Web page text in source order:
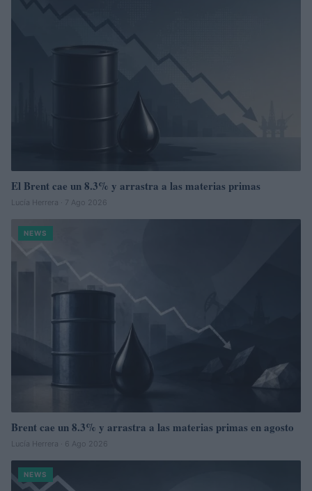
El Brent cae un 8.3% y arrastra a las materias primas
Lucía Herrera · 7 Ago 2026
NEWS
Brent cae un 8.3% y arrastra a las materias primas en agosto
Lucía Herrera · 6 Ago 2026
NEWS